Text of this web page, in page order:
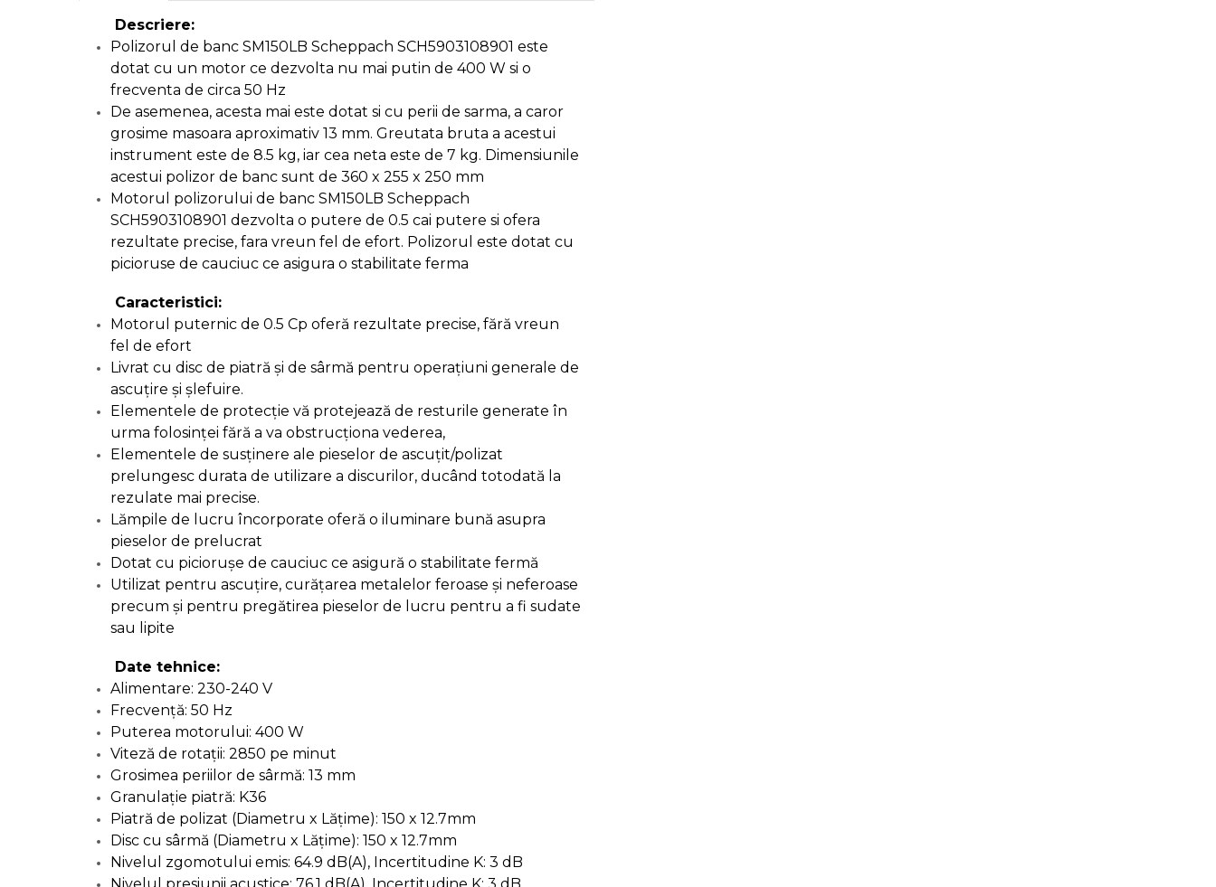
Microscoape
Baterii & Acumulatori
Baterii AAA
Corpuri de Iluminat
Iluminare Led
Echipamente Pentru Service-uri
Tester de Tensiune
Manometru
Antifurt Bicicleta
Densimetru
Accesorii Auto
Tester Baterie Auto
Cheie Roti
Descriere:
Polizorul de banc SM150LB Scheppach SCH5903108901 este
dotat cu un motor ce dezvolta nu mai putin de 400 W si o
frecventa de circa 50 Hz
De asemenea, acesta mai este dotat si cu perii de sarma, a caror
grosime masoara aproximativ 13 mm. Greutata bruta a acestui
instrument este de 8.5 kg, iar cea neta este de 7 kg. Dimensiunile
acestui polizor de banc sunt de 360 x 255 x 250 mm
Motorul polizorului de banc SM150LB Scheppach
SCH5903108901 dezvolta o putere de 0.5 cai putere si ofera
rezultate precise, fara vreun fel de efort. Polizorul este dotat cu
picioruse de cauciuc ce asigura o stabilitate ferma
Caracteristici:
Motorul puternic de 0.5 Cp oferă rezultate precise, fără vreun
fel de efort
Livrat cu disc de piatră și de sârmă pentru operațiuni generale de
ascuțire și șlefuire.
Elementele de protecție vă protejează de resturile generate în
urma folosinței fără a va obstrucționa vederea,
Elementele de susținere ale pieselor de ascuțit/polizat
prelungesc durata de utilizare a discurilor, ducând totodată la
rezulate mai precise.
Lămpile de lucru încorporate oferă o iluminare bună asupra
pieselor de prelucrat
Dotat cu piciorușe de cauciuc ce asigură o stabilitate fermă
Utilizat pentru ascuțire, curățarea metalelor feroase și neferoase
precum și pentru pregătirea pieselor de lucru pentru a fi sudate
sau lipite
Date tehnice:
Alimentare: 230-240 V
Frecvență: 50 Hz
Puterea motorului: 400 W
Viteză de rotații: 2850 pe minut
Grosimea periilor de sârmă: 13 mm
Granulație piatră: K36
Piatră de polizat (Diametru x Lățime): 150 x 12.7mm
Disc cu sârmă (Diametru x Lățime): 150 x 12.7mm
Nivelul zgomotului emis: 64.9 dB(A), Incertitudine K: 3 dB